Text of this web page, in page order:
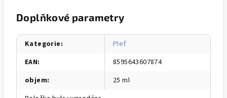
Doplňkové parametry
Kategorie:
Pleť
EAN:
8595643607874
objem:
25 ml